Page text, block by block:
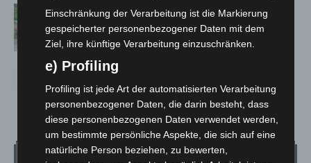
Region Hannover: 21 neue
Notfallsanitäter starten beim Roten
Kreuz
Wetter
Einschränkung der Verarbeitung ist die Markierung
gespeicherter personenbezogener Daten mit dem
Ziel, ihre künftige Verarbeitung einzuschränken.
e) Profiling
Profiling ist jede Art der automatisierten Verarbeitung
personenbezogener Daten, die darin besteht, dass
diese personenbezogenen Daten verwendet werden,
um bestimmte persönliche Aspekte, die sich auf eine
natürliche Person beziehen, zu bewerten,